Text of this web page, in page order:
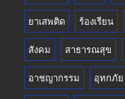
ยาเสพติด ร้องเรียน
สังคม สาธารณสุข
อาชญากรรม อุทกภัย